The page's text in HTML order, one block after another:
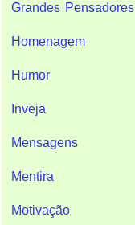
Grandes Pensadores
Homenagem
Humor
Inveja
Mensagens
Mentira
Motivação